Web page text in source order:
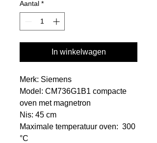
Aantal *
In winkelwagen
Merk: Siemens
Model: CM736G1B1 compacte
oven met magnetron
Nis: 45 cm
Maximale temperatuur oven: 300
°C